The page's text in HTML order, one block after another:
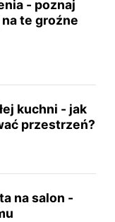
- poznaj
te groźne
kuchni - jak
przestrzeń?
na salon -